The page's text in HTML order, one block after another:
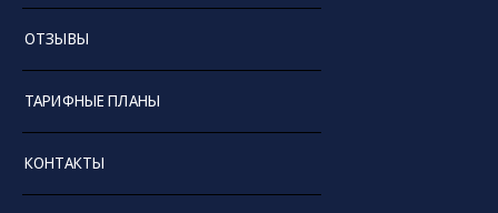
ОТЗЫВЫ
ТАРИФНЫЕ ПЛАНЫ
КОНТАКТЫ